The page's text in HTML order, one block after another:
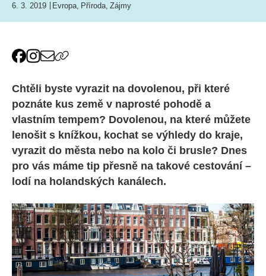
6. 3. 2019 Evropa, Příroda, Zájmy
Chtěli byste vyrazit na dovolenou, při které
poznáte kus země v naprosté pohodě a
vlastním tempem? Dovolenou, na které můžete
lenošit s knížkou, kochat se výhledy do kraje,
vyrazit do města nebo na kolo či brusle? Dnes
pro vás máme tip přesně na takové cestování –
lodí na holandských kanálech.